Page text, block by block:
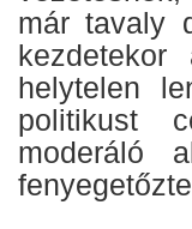
már tavaly
helytelen
politikust
moderáló